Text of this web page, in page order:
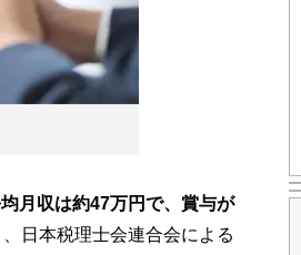
月収は約47万円で、賞与が
日本税理士会連合会による